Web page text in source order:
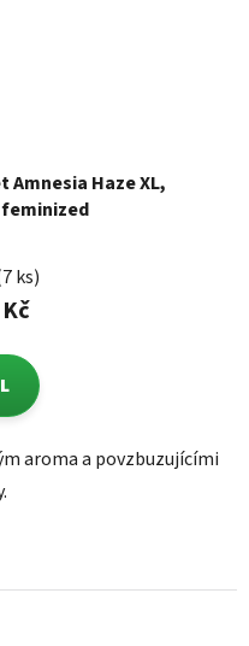
Amnesia Haze XL,
ks)
aroma a povzbuzujícími